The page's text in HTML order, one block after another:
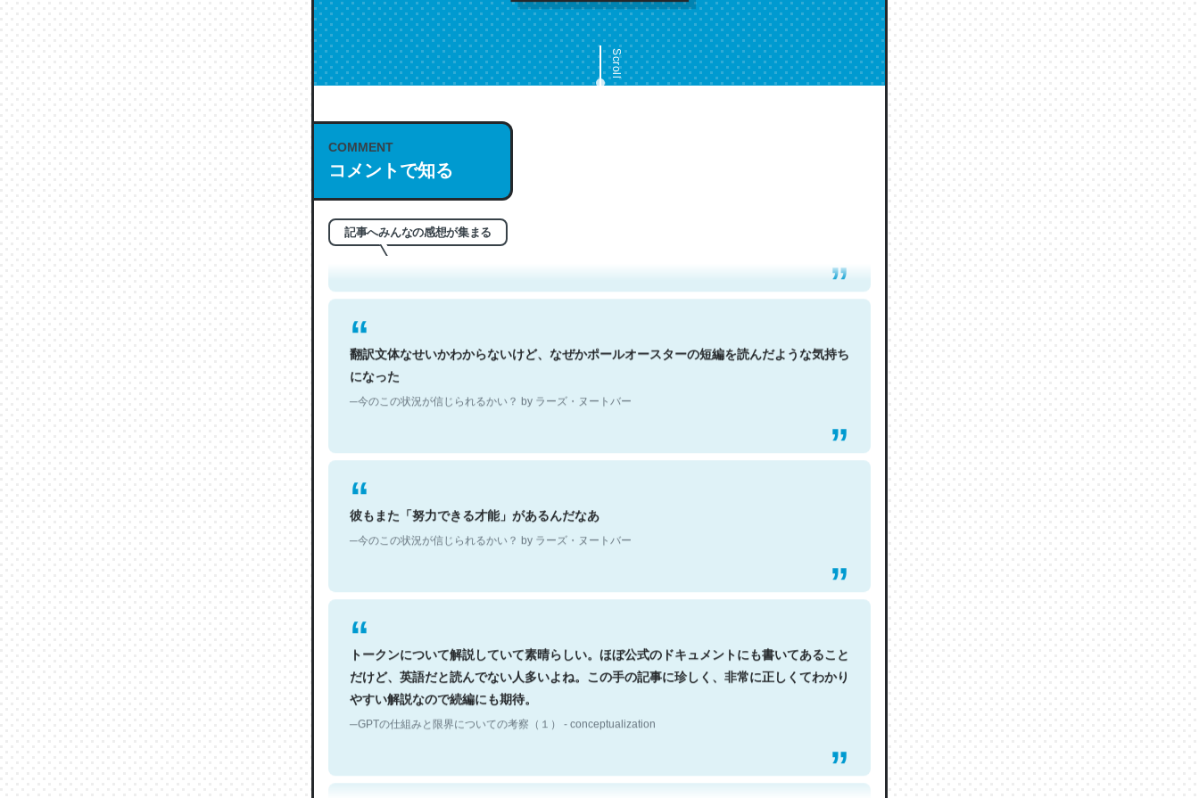
Scroll
COMMENT
コメントで知る
記事へみんなの感想が集まる
これは名文。彼はとてもクレバーなんだろうなと凄く思う。英語少しでも読める人は原文
もお勧め。自分はこの流れ好き。Let’s Fucking Go. Then Covid hit. Shit.
─今のこの状況が信じられるかい？ by ラーズ・ヌートバー
翻訳文体なせいかわからないけど、なぜかポールオースターの短編を読んだような気持ち
になった
─今のこの状況が信じられるかい？ by ラーズ・ヌートバー
彼もまた「努力できる才能」があるんだなあ
─今のこの状況が信じられるかい？ by ラーズ・ヌートバー
トークンについて解説していて素晴らしい。ほぼ公式のドキュメントにも書いてあること
だけど、英語だと読んでない人多いよね。この手の記事に珍しく、非常に正しくてわかり
やすい解説なので続編にも期待。
─GPTの仕組みと限界についての考察（１） - conceptualization